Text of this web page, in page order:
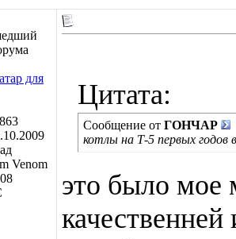
Venom
Цитата:
Сообщение от ГОНЧАР
котлы на Т-5 первых годов
это было мое